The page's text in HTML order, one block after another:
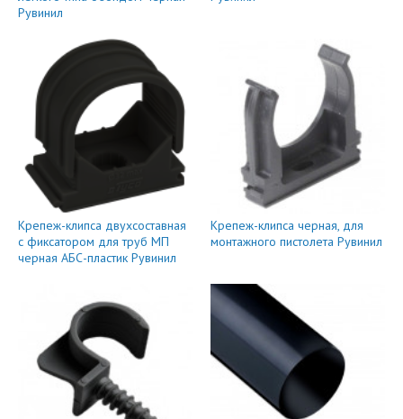
Рувинил
Крепеж-клипса двухсоставная
с фиксатором для труб МП
черная АБС-пластик Рувинил
Крепеж-клипса черная, для
монтажного пистолета Рувинил